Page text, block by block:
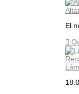
El
